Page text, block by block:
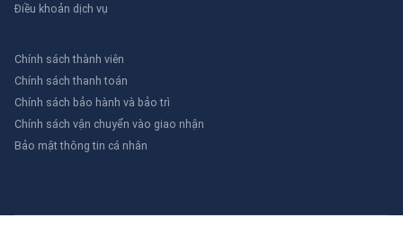
Điều khoản dịch vụ
Chính sách thành viên
Chính sách thanh toán
Chính sách bảo hành và bảo trì
Chính sách vận chuyển vào giao nhận
Bảo mật thông tin cá nhân